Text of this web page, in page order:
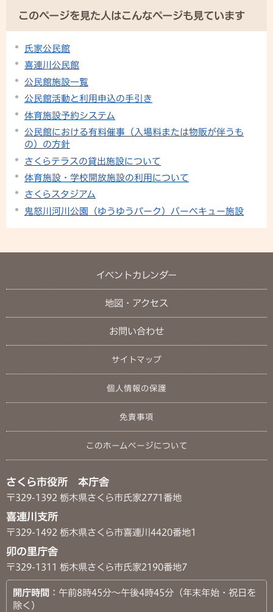
このページを見た人はこんなページも見ています
氏家公民館
喜連川公民館
公民館施設一覧
公民館活動と利用申込の手引き
体育施設予約システム
公民館における有料催事（入場料または物販が伴うも
の）の方針
さくらテラスの貸出施設について
体育施設・学校開放施設の利用について
さくらスタジアム
鬼怒川河川公園（ゆうゆうパーク）バーベキュー施設
イベントカレンダー
地図・アクセス
お問い合わせ
サイトマップ
個人情報の保護
免責事項
このホームページについて
さくら市役所 本庁舎
〒329-1392 栃木県さくら市氏家2771番地
喜連川支所
〒329-1492 栃木県さくら市喜連川4420番地1
卯の里庁舎
〒329-1311 栃木県さくら市氏家2190番地7
開庁時間 ：午前8時45分～午後4時45分（年末年始・祝日を
除く）